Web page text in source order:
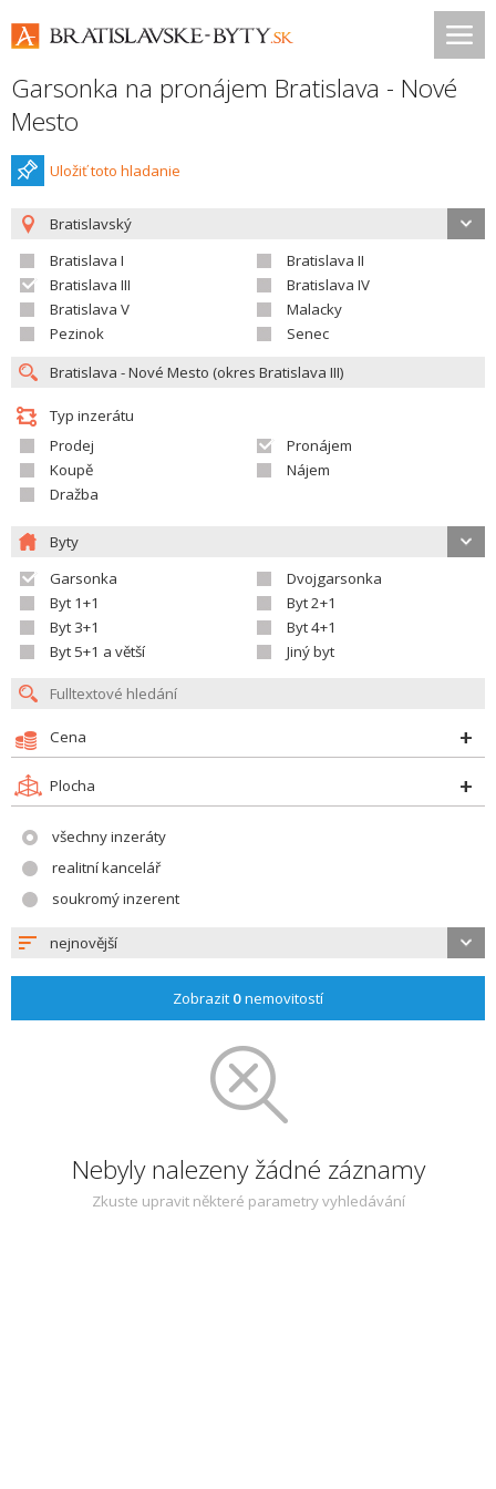
Garsonka na pronájem Bratislava - Nové
Mesto
Uložiť toto hladanie
Bratislavský
Bratislava I
Bratislava II
Bratislava III
Bratislava IV
Bratislava V
Malacky
Pezinok
Senec
Typ inzerátu
Prodej
Pronájem
Koupě
Nájem
Dražba
Byty
Garsonka
Dvojgarsonka
Byt 1+1
Byt 2+1
Byt 3+1
Byt 4+1
Byt 5+1 a větší
Jiný byt
Cena
Plocha
všechny inzeráty
realitní kancelář
soukromý inzerent
nejnovější
Zobrazit 0nemovitostí
Nebyly nalezeny žádné záznamy
Zkuste upravit některé parametry vyhledávání